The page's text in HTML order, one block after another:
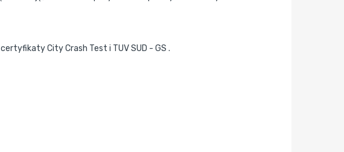
City Crash Test i TUV SUD - GS .